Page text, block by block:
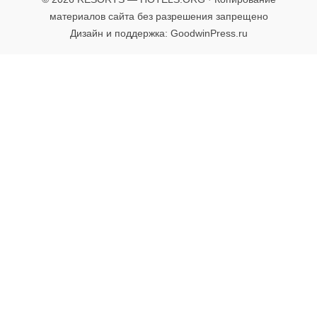
материалов сайта без разрешения запрещено
Дизайн и поддержка: GoodwinPress.ru